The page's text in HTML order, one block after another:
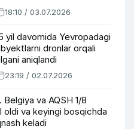
18:10 / 03.07.2026
yil davomida Yevropadagi
dronlar orqali
aniqlandi
23:19 / 02.07.2026
Belgiya va AQSH 1/8
oldi va keyingi bosqichda
keladi